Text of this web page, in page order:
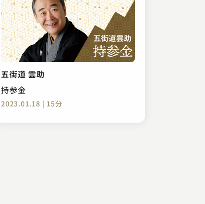
五街道 雲助
持参金
2023.01.18 | 15分